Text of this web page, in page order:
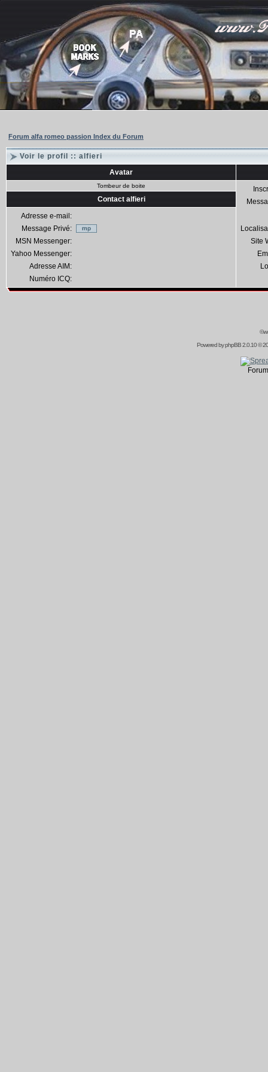
Forum alfa romeo passion Index du Forum
Voir le profil :: alfieri
Avatar
Tombeur de boite
Site
Contact alfieri
Adresse e-mail:
Message Privé:
MSN Messenger:
Yahoo Messenger:
Adresse AIM:
Numéro ICQ:
Powered byphpBB2.0.10 ©